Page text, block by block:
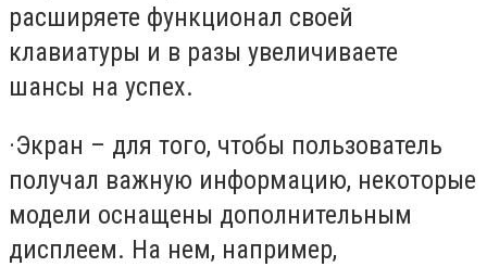
расширяете функционал своей
клавиатуры и в разы увеличиваете
шансы на успех.
·Экран – для того, чтобы пользователь
получал важную информацию, некоторые
модели оснащены дополнительным
дисплеем. На нем, например,